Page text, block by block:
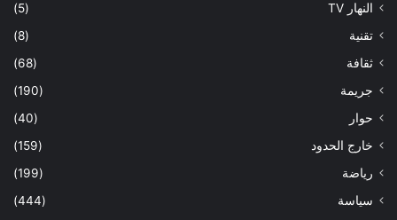
النهار TV
(5)
تقنية
(8)
ثقافة
(68)
جريمة
(190)
حوار
(40)
خارج الحدود
(159)
رياضة
(199)
سياسة
(444)